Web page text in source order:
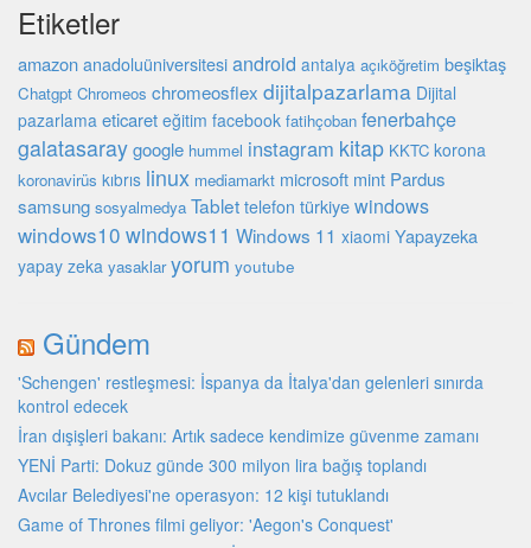
Etiketler
amazon anadoluüniversitesi android antalya açıköğretim beşiktaş
Chatgpt Chromeos chromeosflex dijitalpazarlama Dijital
pazarlama eticaret eğitim facebook fatihçoban fenerbahçe
galatasaraygoogle hummel instagram kitap KKTC korona
koronavirüs kıbrıs linux mediamarkt microsoft mint Pardus
samsung sosyalmedya Tablet telefon türkiyewindows
windows10 windows11 Windows 11 xiaomi Yapayzeka
yapay zeka yasaklar yorum youtube
Gündem
'Schengen' restleşmesi: İspanya da İtalya'dan gelenleri sınırda
kontrol edecek
İran dışişleri bakanı: Artık sadece kendimize güvenme zamanı
YENİ Parti: Dokuz günde 300 milyon lira bağış toplandı
Avcılar Belediyesi'ne operasyon: 12 kişi tutuklandı
Game of Thrones filmi geliyor: 'Aegon's Conquest'